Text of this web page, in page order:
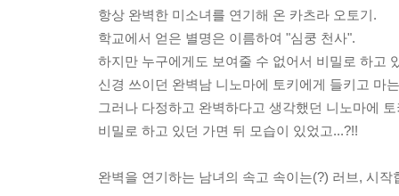
항상 완벽한 미소녀를 연기해 온 카츠라 오토기.
학교에서 얻은 별명은 이름하여 "심쿵 천사".
하지만 누구에게도 보여줄 수 없어서 비밀로 하고
신경 쓰이던 완벽남 니노마에 토키에게 들키고 마
그러나 다정하고 완벽하다고 생각했던 니노마에
비밀로 하고 있던 가면 뒤 모습이 있었고...?!!
완벽을 연기하는 남녀의 속고 속이는(?) 러브, 시작